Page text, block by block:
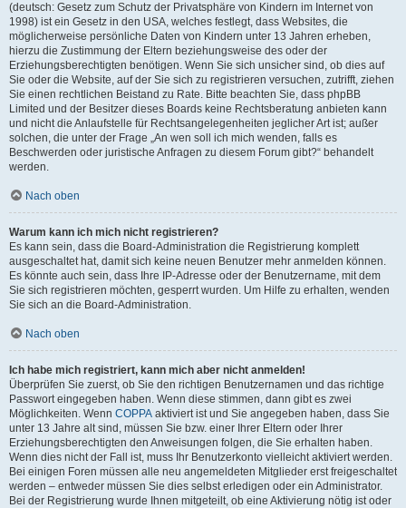
(deutsch: Gesetz zum Schutz der Privatsphäre von Kindern im Internet von
1998) ist ein Gesetz in den USA, welches festlegt, dass Websites, die
möglicherweise persönliche Daten von Kindern unter 13 Jahren erheben,
hierzu die Zustimmung der Eltern beziehungsweise des oder der
Erziehungsberechtigten benötigen. Wenn Sie sich unsicher sind, ob dies auf
Sie oder die Website, auf der Sie sich zu registrieren versuchen, zutrifft, ziehen
Sie einen rechtlichen Beistand zu Rate. Bitte beachten Sie, dass phpBB
Limited und der Besitzer dieses Boards keine Rechtsberatung anbieten kann
und nicht die Anlaufstelle für Rechtsangelegenheiten jeglicher Art ist; außer
solchen, die unter der Frage „An wen soll ich mich wenden, falls es
Beschwerden oder juristische Anfragen zu diesem Forum gibt?“ behandelt
werden.
Nach oben
Warum kann ich mich nicht registrieren?
Es kann sein, dass die Board-Administration die Registrierung komplett
ausgeschaltet hat, damit sich keine neuen Benutzer mehr anmelden können.
Es könnte auch sein, dass Ihre IP-Adresse oder der Benutzername, mit dem
Sie sich registrieren möchten, gesperrt wurden. Um Hilfe zu erhalten, wenden
Sie sich an die Board-Administration.
Nach oben
Ich habe mich registriert, kann mich aber nicht anmelden!
Überprüfen Sie zuerst, ob Sie den richtigen Benutzernamen und das richtige
Passwort eingegeben haben. Wenn diese stimmen, dann gibt es zwei
Möglichkeiten. Wenn COPPA aktiviert ist und Sie angegeben haben, dass Sie
unter 13 Jahre alt sind, müssen Sie bzw. einer Ihrer Eltern oder Ihrer
Erziehungsberechtigten den Anweisungen folgen, die Sie erhalten haben.
Wenn dies nicht der Fall ist, muss Ihr Benutzerkonto vielleicht aktiviert werden.
Bei einigen Foren müssen alle neu angemeldeten Mitglieder erst freigeschaltet
werden – entweder müssen Sie dies selbst erledigen oder ein Administrator.
Bei der Registrierung wurde Ihnen mitgeteilt, ob eine Aktivierung nötig ist oder